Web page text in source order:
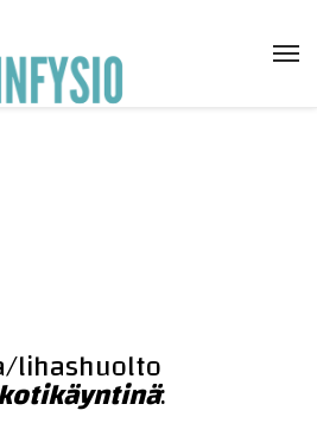
lihashuolto
: